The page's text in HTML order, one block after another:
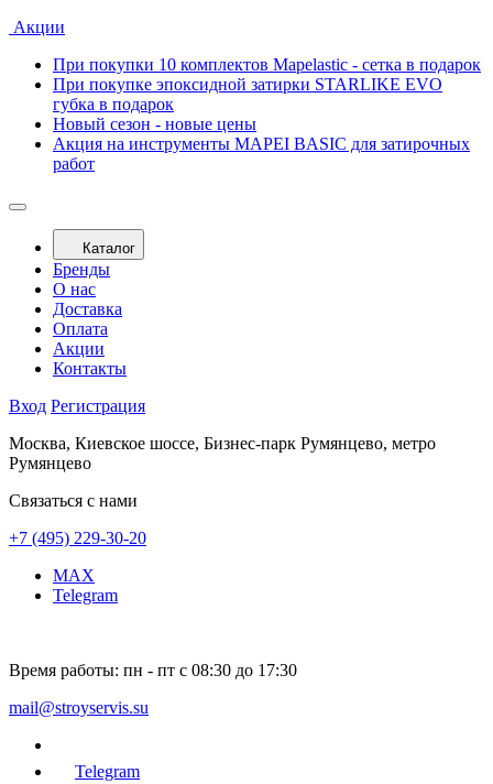
Акции
При покупки 10 комплектов Mapelastic - сетка в подарок
При покупке эпоксидной затирки STARLIKE EVO
губка в подарок
Новый сезон - новые цены
Акция на инструменты MAPEI BASIC для затирочных
работ
Каталог
Бренды
О нас
Доставка
Оплата
Акции
Контакты
Вход Регистрация
Москва, Киевское шоссе, Бизнес-парк Румянцево, метро
Румянцево
Связаться с нами
+7 (495) 229-30-20
MAX
Telegram
Время работы: пн - пт с 08:30 до 17:30
mail@stroyservis.su
Telegram